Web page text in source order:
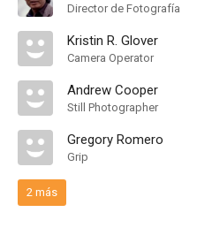
Director de Fotografía
Kristin R. Glover
Camera Operator
Andrew Cooper
Still Photographer
Gregory Romero
Grip
2 más